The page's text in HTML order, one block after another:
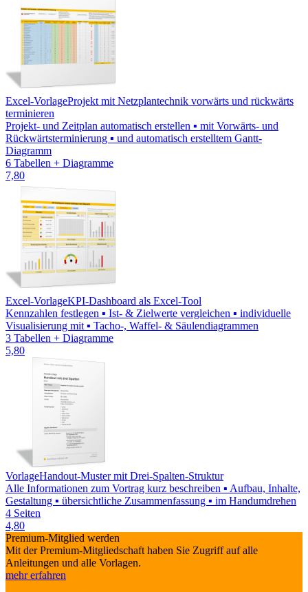
Excel-VorlageProjekt mit Netzplantechnik vorwärts und rückwärts
terminieren
Projekt- und Zeitplan automatisch erstellen ▪ mit Vorwärts- und
Rückwärtsterminierung ▪ und automatisch erstelltem Gantt-
Diagramm
6 Tabellen + Diagramme
7,80
Excel-VorlageKPI-Dashboard als Excel-Tool
Kennzahlen festlegen ▪ Ist- & Zielwerte vergleichen ▪ individuelle
Visualisierung mit ▪ Tacho-, Waffel- & Säulendiagrammen
3 Tabellen + Diagramme
5,80
VorlageHandout-Muster mit Drei-Spalten-Struktur
Alle Informationen zum Vortrag kurz beschreiben ▪ Aufbau, Inhalte,
Gestaltung ▪ übersichtliche Zusammenfassung ▪ im Handumdrehen
4 Seiten
4,80
Premium-Mitglied werden
Mit der Premium-Mitgliedschaft haben Sie Zugriff auf alle
Anleitungen und alle Vorlagen.
mehr erfahren